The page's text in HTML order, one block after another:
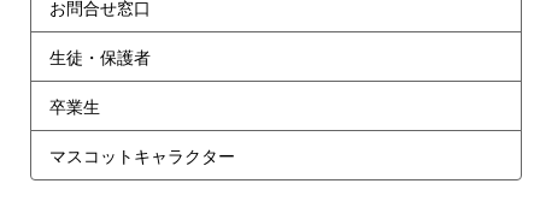
お問合せ窓口
生徒・保護者
卒業生
マスコットキャラクター